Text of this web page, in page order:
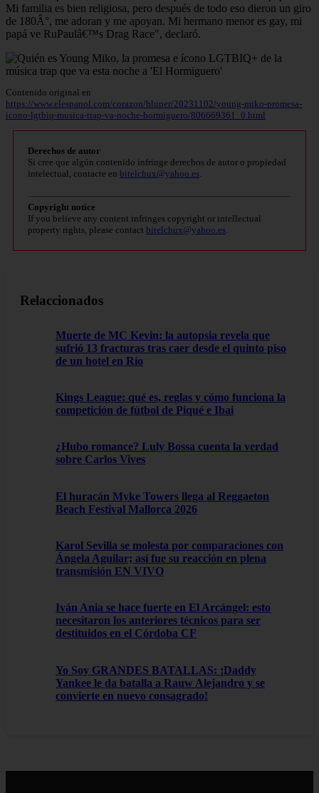
Mi familia es bien religiosa, pero después de todo eso dieron un giro
de 180Â°, me adoran y me apoyan. Mi hermano menor es gay, mi
papá ve RuPaulâ€™s Drag Race", declaró.
Contenido original en
https://www.elespanol.com/corazon/bluper/20231102/young-miko-promesa-
icono-lgtbiq-musica-trap-va-noche-hormiguero/806669361_0.html
Derechos de autor
Si cree que algún contenido infringe derechos de autor o propiedad
intelectual, contacte en bitelchux@yahoo.es.
Copyright notice
If you believe any content infringes copyright or intellectual
property rights, please contact bitelchux@yahoo.es.
Relaccionados
Muerte de MC Kevin: la autopsia revela que
sufrió 13 fracturas tras caer desde el quinto piso
de un hotel en Río
Kings League: qué es, reglas y cómo funciona la
competición de fútbol de Piqué e Ibai
¿Hubo romance? Luly Bossa cuenta la verdad
sobre Carlos Vives
El huracán Myke Towers llega al Reggaeton
Beach Festival Mallorca 2026
Karol Sevilla se molesta por comparaciones con
Ángela Aguilar; así fue su reacción en plena
transmisión EN VIVO
Iván Ania se hace fuerte en El Arcángel: esto
necesitaron los anteriores técnicos para ser
destituidos en el Córdoba CF
Yo Soy GRANDES BATALLAS: ¡Daddy
Yankee le da batalla a Rauw Alejandro y se
convierte en nuevo consagrado!